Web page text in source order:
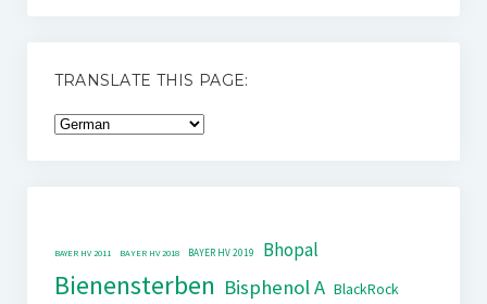
TRANSLATE THIS PAGE:
BAYER HV 2011 BAYER HV 2018 BAYER HV 2019 Bhopal
Bienensterben Bisphenol A BlackRock